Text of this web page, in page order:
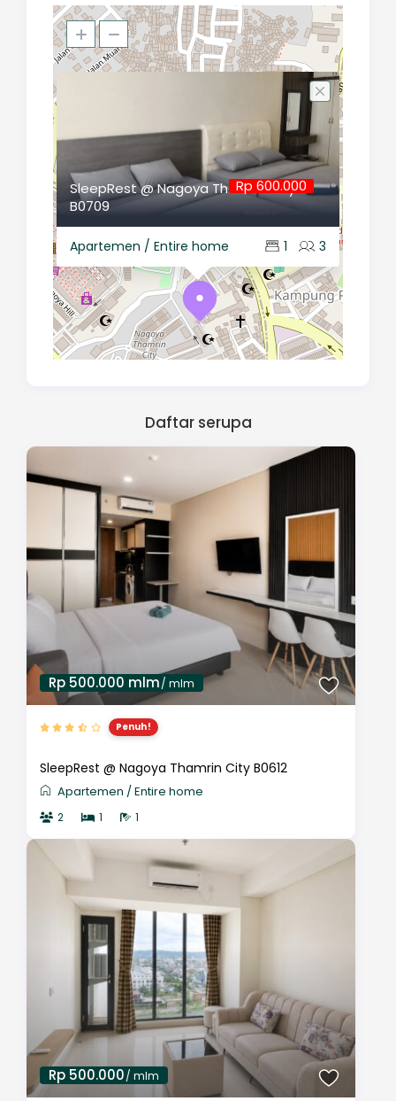
SleepRest @ Nagoya Thamrin City
B0709
Apartemen / Entire home 3
1
Rp 600.000
Daftar serupa
Rp 500.000 mlm/ mlm
Penuh!
SleepRest @ Nagoya Thamrin City B0612
Apartemen /Entire home
2 1 1
Rp 500.000/ mlm